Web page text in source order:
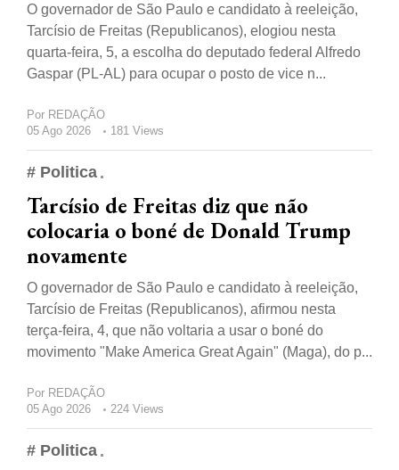
O governador de São Paulo e candidato à reeleição,
Tarcísio de Freitas (Republicanos), elogiou nesta
quarta-feira, 5, a escolha do deputado federal Alfredo
Gaspar (PL-AL) para ocupar o posto de vice n...
Por REDAÇÃO
05 Ago 2026
181 Views
# Politica
Tarcísio de Freitas diz que não
colocaria o boné de Donald Trump
novamente
O governador de São Paulo e candidato à reeleição,
Tarcísio de Freitas (Republicanos), afirmou nesta
terça-feira, 4, que não voltaria a usar o boné do
movimento "Make America Great Again" (Maga), do p...
Por REDAÇÃO
05 Ago 2026
224 Views
# Politica